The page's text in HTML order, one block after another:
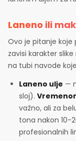
Laneno ili
Ovo je pitanje koje
zavisi karakter
na tubi navode
Laneno ulje —
sloj).
važno, ali za
tona nakon 10-
profesionalnih